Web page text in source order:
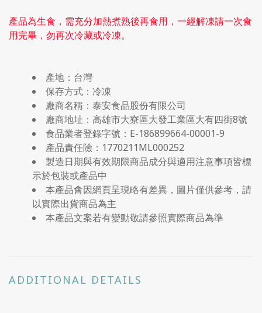
產品為生食，需充分加熱煮熟後再食用，一經解凍請一次食
用完畢，勿再次冷藏或冷凍。
產地：台灣
保存方式：冷凍
廠商名稱：泰安食品股份有限公司
廠商地址：高雄市大寮區大發工業區大有四街8號
食品業者登錄字號：E-186899664-00001-9
產品責任險：1770211ML000252
製造日期與有效期限商品成分與適用注意事項皆標
示於包裝或產品中
本產品會因網頁呈現略有差異，圖片僅供參考，請
以實際出貨商品為主
本產品文案若有變動敬請參照實際商品為準
ADDITIONAL DETAILS